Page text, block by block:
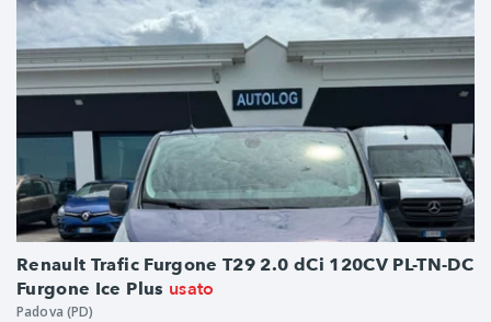
Renault Trafic Furgone T29 2.0 dCi 120CV PL-TN-DC
Furgone Ice Plus usato
Padova (PD)